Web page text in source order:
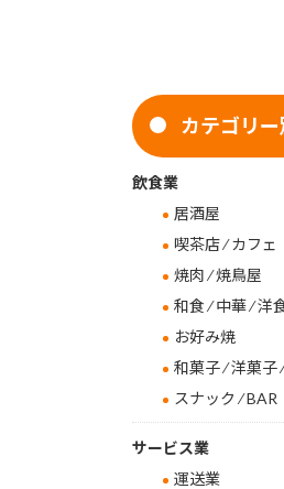
カテゴリ
飲食業
居酒屋
喫茶店 ⁄ カフェ
焼肉 ⁄ 焼鳥屋
和食 ⁄ 中華 ⁄ 洋
お好み焼
和菓子 ⁄ 洋菓子
スナック ⁄ BAR
サービス業
運送業